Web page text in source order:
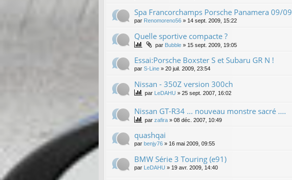
Spa Francorchamps Porsche Panamera 09/09
par Renomoreno56 » 14 sept. 2009, 15:22
Quelle sportive compacte ?
par Bubble » 15 sept. 2009, 19:05
Essai:Porsche Boxster S et Subaru GR N !
par S-Line » 20 juil. 2009, 23:54
Nissan - 350Z version 300ch
par LeDAHU » 25 sept. 2007, 16:02
Nissan GT-R34 ... nouveau monstre sacré ....
par zafira » 08 déc. 2007, 10:49
quashqai
par benjy76 » 16 mai 2009, 09:55
BMW Série 3 Touring (e91)
par LeDAHU » 19 avr. 2009, 14:40